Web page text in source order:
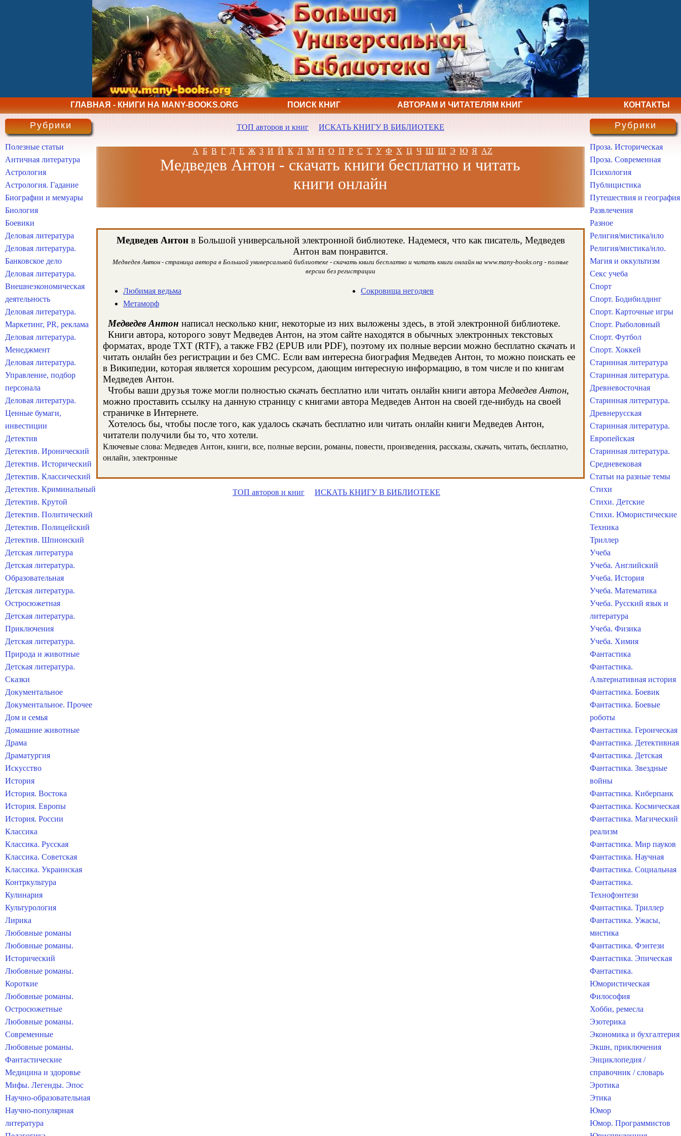
ГЛАВНАЯ - КНИГИ НА MANY-BOOKS.ORG ПОИСК КНИГ АВТОРАМ И ЧИТАТЕЛЯМ КНИГ КОНТАКТЫ
ТОП авторов и книг ИСКАТЬ КНИГУ В БИБЛИОТЕКЕ
А Б В Г Д Е Ж З И Й К Л М Н О П Р С Т У Ф Х Ц Ч Ш Щ Э Ю Я AZ
Медведев Антон - скачать книги бесплатно и читать
книги онлайн
Медведев Антонв Большой универсальной электронной библиотеке. Надемеся, что как писатель, Медведев
Антон вам понравится.
Медведев Антон - страница автора в Большой универсальной библиотеке - скачать книги бесплатно и читать книги онлайн на www.many-books.org - полные
версии без регистрации
Любимая ведьма
Метаморф
Сокровища негодяев
Медведев Антон написал несколько книг, некоторые из них выложены здесь, в этой электронной библиотеке.
Книги автора, которого зовут Медведев Антон, на этом сайте находятся в обычных электронных текстовых
форматах, вроде TXT (RTF), а также FB2 (EPUB или PDF), поэтому их полные версии можно бесплатно скачать и
читать онлайн без регистрации и без СМС. Если вам интересна биография Медведев Антон, то можно поискать ее
в Википедии, которая является хорошим ресурсом, дающим интересную информацию, в том числе и по книгам
Медведев Антон.
Чтобы ваши друзья тоже могли полностью скачать бесплатно или читать онлайн книги автора Медведев Антон,
можно проставить ссылку на данную страницу с книгами автора Медведев Антон на своей где-нибудь на своей
страничке в Интернете.
Хотелось бы, чтобы после того, как удалось скачать бесплатно или читать онлайн книги Медведев Антон,
читатели получили бы то, что хотели.
Ключевые слова: Медведев Антон, книги, все, полные версии, романы, повести, произведения, рассказы, скачать, читать, бесплатно,
онлайн, электронные
ТОП авторов и книг ИСКАТЬ КНИГУ В БИБЛИОТЕКЕ
Рубрики
Полезные статьи
Античная литература
Астрология
Астрология. Гадание
Биографии и мемуары
Биология
Боевики
Деловая литература
Деловая литература.
Банковское дело
Деловая литература.
Внешнеэкономическая
деятельность
Деловая литература.
Маркетинг, PR, реклама
Деловая литература.
Менеджмент
Деловая литература.
Управление, подбор
персонала
Деловая литература.
Ценные бумаги,
инвестиции
Детектив
Детектив. Иронический
Детектив. Исторический
Детектив. Классический
Детектив. Криминальный
Детектив. Крутой
Детектив. Политический
Детектив. Полицейский
Детектив. Шпионский
Детская литература
Детская литература.
Образовательная
Детская литература.
Остросюжетная
Детская литература.
Приключения
Детская литература.
Природа и животные
Детская литература.
Сказки
Документальное
Документальное. Прочее
Дом и семья
Домашние животные
Драма
Драматургия
Искусство
История
История. Востока
История. Европы
История. России
Классика
Классика. Русская
Классика. Советская
Классика. Украинская
Контркультура
Кулинария
Культурология
Лирика
Любовные романы
Любовные романы.
Исторический
Любовные романы.
Короткие
Любовные романы.
Остросюжетные
Любовные романы.
Современные
Любовные романы.
Фантастические
Медицина и здоровье
Мифы. Легенды. Эпос
Научно-образовательная
Научно-популярная
литература
Рубрики
Проза. Историческая
Проза. Современная
Психология
Публицистика
Путешествия и география
Развлечения
Разное
Религия/мистика/нло
Религия/мистика/нло.
Магия и оккультизм
Секс учеба
Спорт
Спорт. Бодибилдинг
Спорт. Карточные игры
Спорт. Рыболовный
Спорт. Футбол
Спорт. Хоккей
Старинная литература
Старинная литература.
Древневосточная
Старинная литература.
Древнерусская
Старинная литература.
Европейская
Старинная литература.
Средневековая
Статьи на разные темы
Стихи
Стихи. Детские
Стихи. Юмористические
Техника
Триллер
Учеба
Учеба. Английский
Учеба. История
Учеба. Математика
Учеба. Русский язык и
литература
Учеба. Физика
Учеба. Химия
Фантастика
Фантастика.
Альтернативная история
Фантастика. Боевик
Фантастика. Боевые
роботы
Фантастика. Героическая
Фантастика. Детективная
Фантастика. Детская
Фантастика. Звездные
войны
Фантастика. Киберпанк
Фантастика. Космическая
Фантастика. Магический
реализм
Фантастика. Мир пауков
Фантастика. Научная
Фантастика. Социальная
Фантастика.
Технофэнтези
Фантастика. Триллер
Фантастика. Ужасы,
мистика
Фантастика. Фэнтези
Фантастика. Эпическая
Фантастика.
Юмористическая
Философия
Хобби, ремесла
Эзотерика
Экономика и бухгалтерия
Экшн, приключения
Энциклопедия /
справочник / словарь
Эротика
Этика
Юмор
Юмор. Программистов